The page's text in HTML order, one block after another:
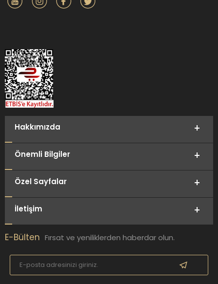
Hakkımızda
Önemli Bilgiler
Özel Sayfalar
İletişim
E-Bülten Fırsat ve yeniliklerden haberdar olun.